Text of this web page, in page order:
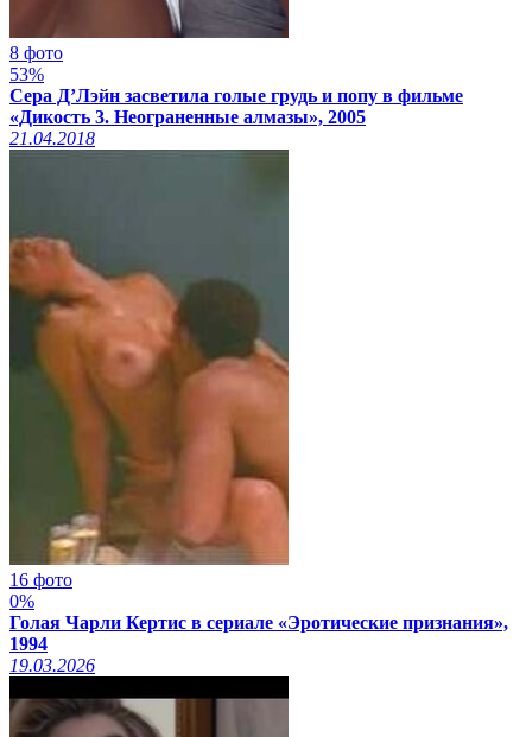
8 фото
53%
Сера Д’Лэйн засветила голые грудь и попу в фильме
«Дикость 3. Неограненные алмазы», 2005
21.04.2018
16 фото
0%
Голая Чарли Кертис в сериале «Эротические признания»,
1994
19.03.2026